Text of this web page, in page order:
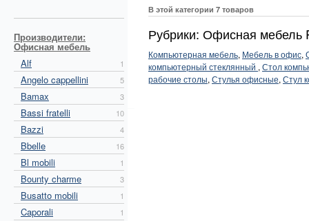
Производители:
Офисная мебель
Alf
1
Angelo cappellini 5
Bamax 3
Bassi fratelli 10
Bazzi 4
Bbelle 16
Bl mobili 1
Bounty charme 3
Busatto mobili 1
Caporali 1
В этой категории 7 товаров
Рубрики: Офисная мебель
Компьютерная мебель, Мебель в офис,
компьютерный стеклянный , Стол
рабочие столы, Стулья офисные, Стул